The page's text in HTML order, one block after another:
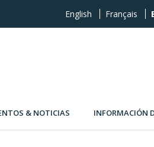
English Français
& NOTICIAS INFORMACIÓN